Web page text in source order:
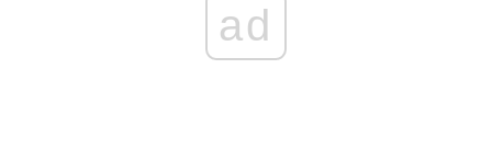
ad